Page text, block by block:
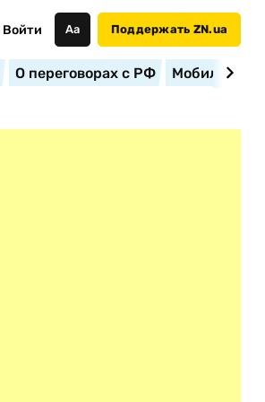
Войти Аа Поддержать ZN.ua
О переговорах с РФ